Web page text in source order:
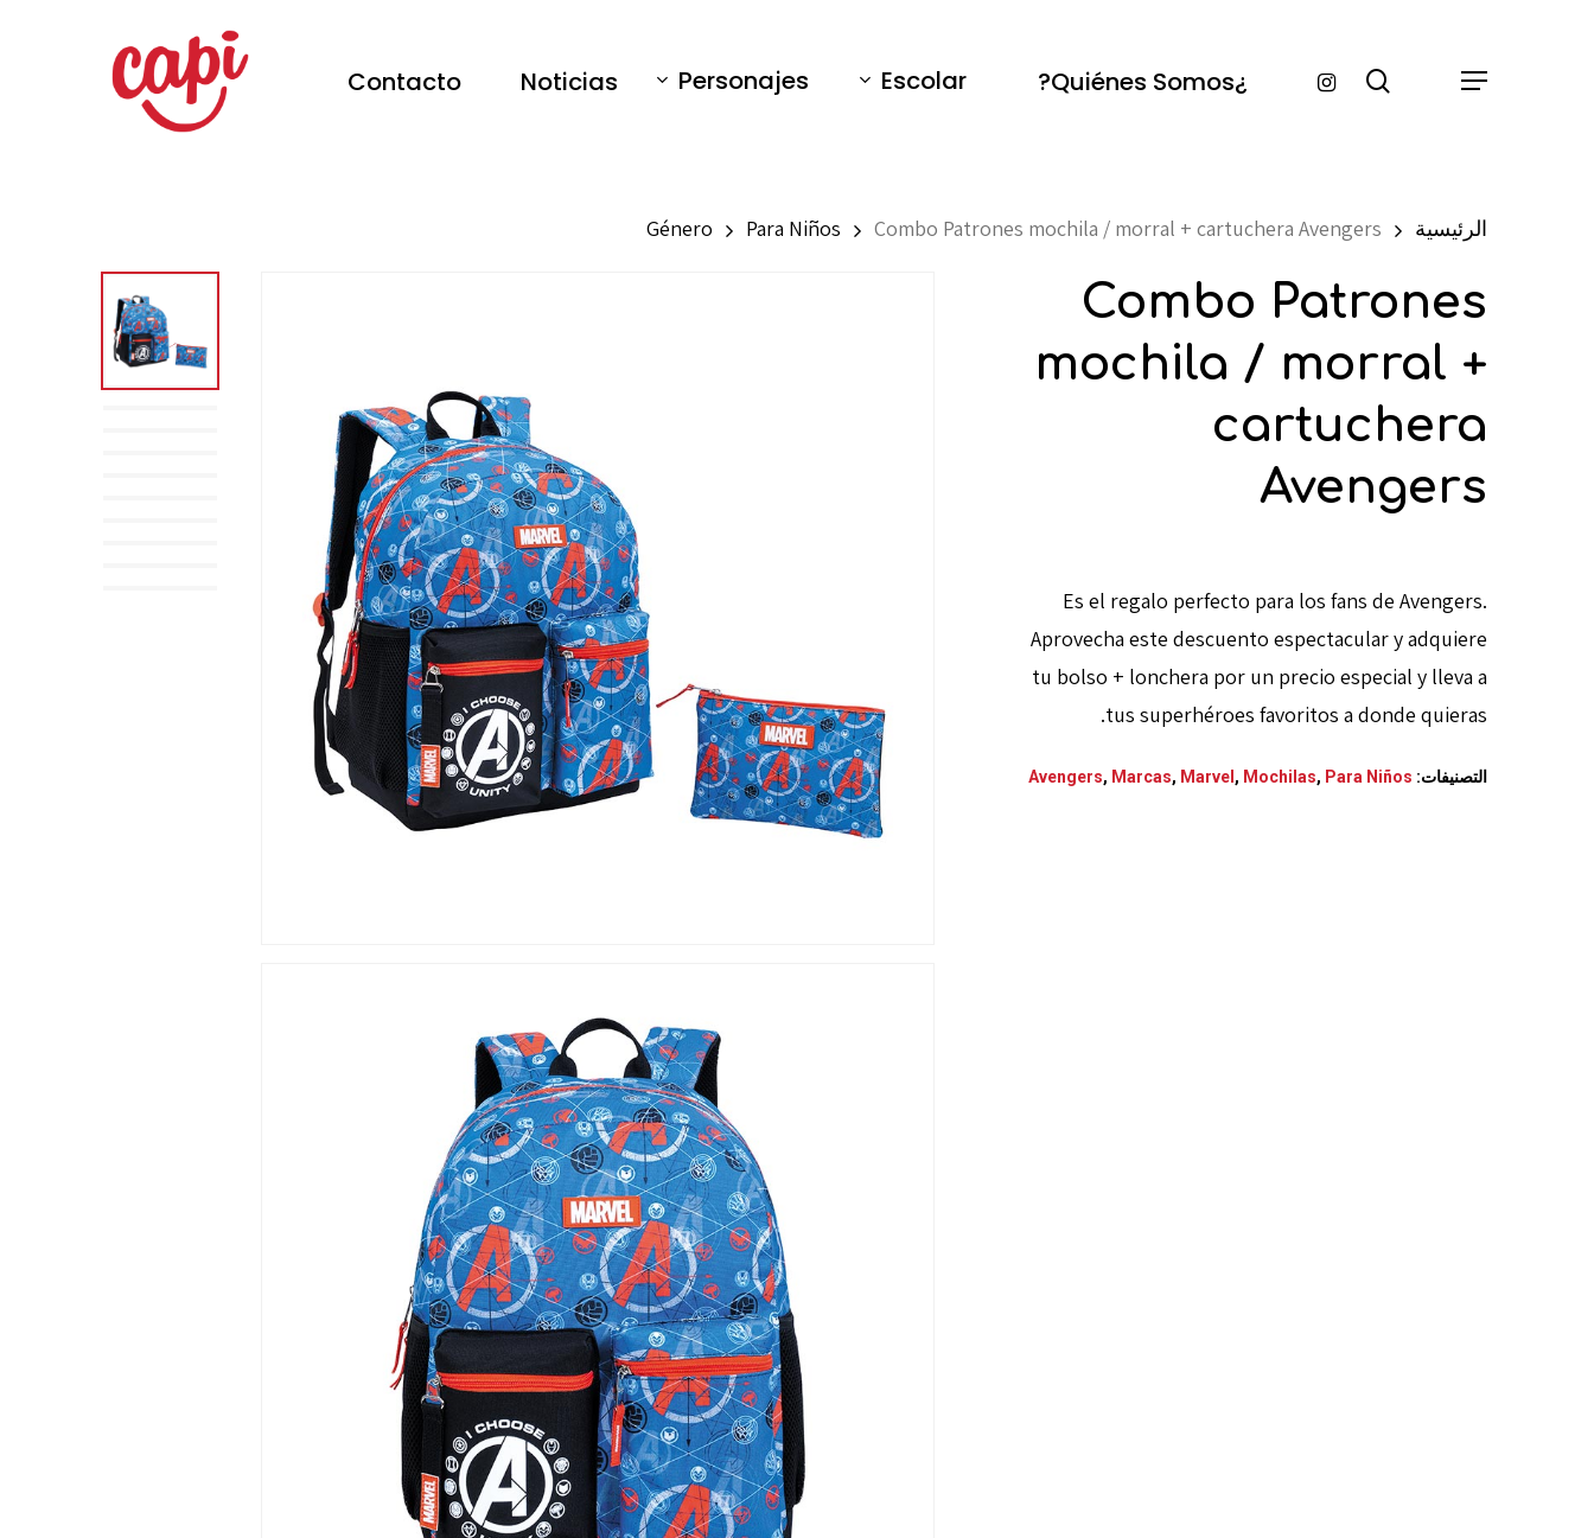
¿Quiénes Somos?
Escolar
Personajes
Noticias
Contacto Instagramsearch Menu
الرئيسية Género Para Niños Combo Patrones mochila / morral + cartuchera Avengers
Combo Patrones
mochila / morral +
cartuchera
Avengers
Es el regalo perfecto para los fans de Avengers.
Aprovecha este descuento espectacular y adquiere
tu bolso + lonchera por un precio especial y lleva a
tus superhéroes favoritos a donde quieras.
التصنيفات: Avengers, Marcas, Marvel, Mochilas, Para Niños